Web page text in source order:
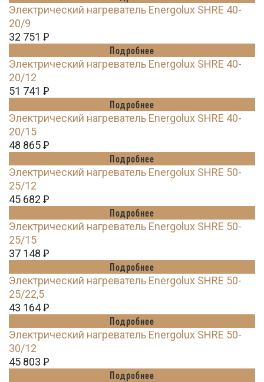
Электрический нагреватель Energolux SHRE 40-
20/9
32 751 Ꝑ
Подробнее
Электрический нагреватель Energolux SHRE 40-
20/12
51 741 Ꝑ
Подробнее
Электрический нагреватель Energolux SHRE 40-
20/15
48 865Ꝑ
Подробнее
Электрический нагреватель Energolux SHRE 50-
25/12
45 682 Ꝑ
Подробнее
Электрический нагреватель Energolux SHRE 50-
25/15
37 148 Ꝑ
Подробнее
Электрический нагреватель Energolux SHRE 50-
25/22,5
43 164Ꝑ
Подробнее
Электрический нагреватель Energolux SHRE 50-
30/12
45 803 Ꝑ
Подробнее